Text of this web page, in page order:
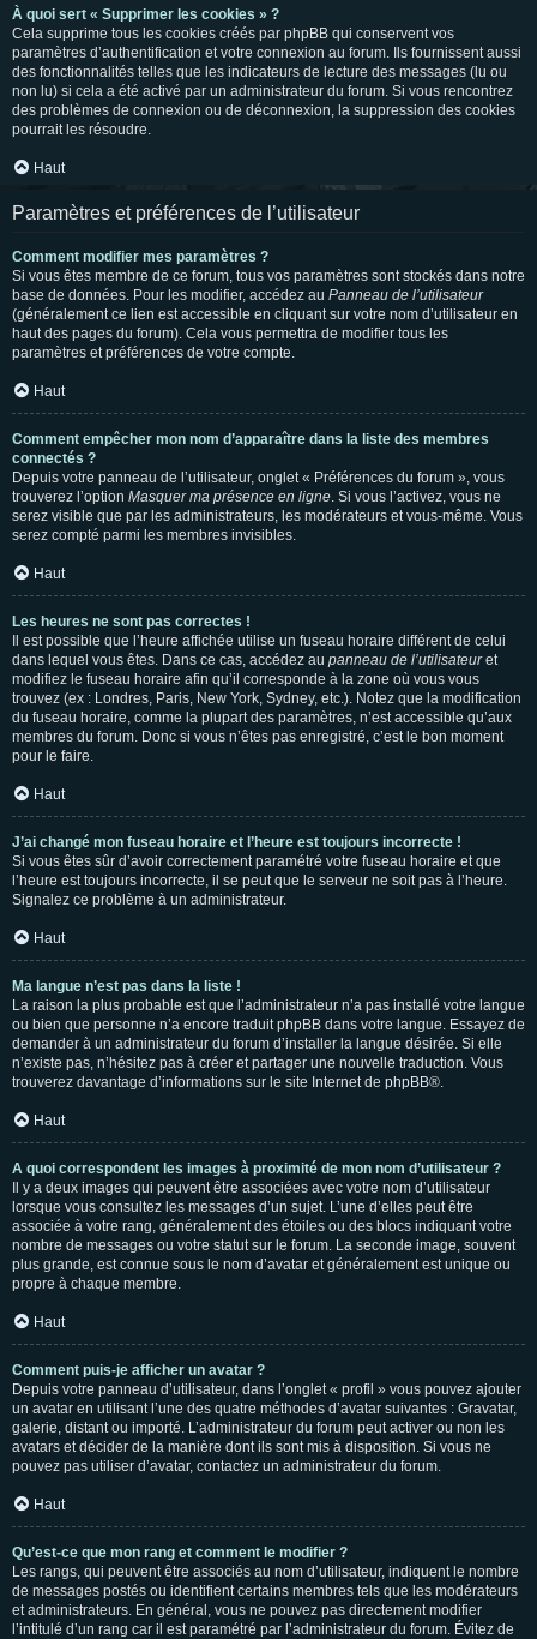
À quoi sert « Supprimer les cookies » ?
Cela supprime tous les cookies créés par phpBB qui conservent vos
paramètres d’authentification et votre connexion au forum. Ils fournissent aussi
des fonctionnalités telles que les indicateurs de lecture des messages (lu ou
non lu) si cela a été activé par un administrateur du forum. Si vous rencontrez
des problèmes de connexion ou de déconnexion, la suppression des cookies
pourrait les résoudre.
Haut
Paramètres et préférences de l’utilisateur
Comment modifier mes paramètres ?
Si vous êtes membre de ce forum, tous vos paramètres sont stockés dans notre
base de données. Pour les modifier, accédez au Panneau de l’utilisateur
(généralement ce lien est accessible en cliquant sur votre nom d’utilisateur en
haut des pages du forum). Cela vous permettra de modifier tous les
paramètres et préférences de votre compte.
Haut
Comment empêcher mon nom d’apparaître dans la liste des membres
connectés ?
Depuis votre panneau de l’utilisateur, onglet « Préférences du forum », vous
trouverez l’option Masquer ma présence en ligne. Si vous l’activez, vous ne
serez visible que par les administrateurs, les modérateurs et vous-même. Vous
serez compté parmi les membres invisibles.
Haut
Les heures ne sont pas correctes !
Il est possible que l’heure affichée utilise un fuseau horaire différent de celui
dans lequel vous êtes. Dans ce cas, accédez au panneau de l’utilisateuret
modifiez le fuseau horaire afin qu’il corresponde à la zone où vous vous
trouvez (ex : Londres, Paris, New York, Sydney, etc.). Notez que la modification
du fuseau horaire, comme la plupart des paramètres, n’est accessible qu’aux
membres du forum. Donc si vous n’êtes pas enregistré, c’est le bon moment
pour le faire.
Haut
J’ai changé mon fuseau horaire et l’heure est toujours incorrecte !
Si vous êtes sûr d’avoir correctement paramétré votre fuseau horaire et que
l’heure est toujours incorrecte, il se peut que le serveur ne soit pas à l’heure.
Signalez ce problème à un administrateur.
Haut
Ma langue n’est pas dans la liste !
La raison la plus probable est que l’administrateur n’a pas installé votre langue
ou bien que personne n’a encore traduit phpBB dans votre langue. Essayez de
demander à un administrateur du forum d’installer la langue désirée. Si elle
n’existe pas, n’hésitez pas à créer et partager une nouvelle traduction. Vous
trouverez davantage d’informations sur le site Internet de phpBB®.
Haut
A quoi correspondent les images à proximité de mon nom d’utilisateur ?
Il y a deux images qui peuvent être associées avec votre nom d’utilisateur
lorsque vous consultez les messages d’un sujet. L’une d’elles peut être
associée à votre rang, généralement des étoiles ou des blocs indiquant votre
nombre de messages ou votre statut sur le forum. La seconde image, souvent
plus grande, est connue sous le nom d’avatar et généralement est unique ou
propre à chaque membre.
Haut
Comment puis-je afficher un avatar ?
Depuis votre panneau d’utilisateur, dans l’onglet « profil » vous pouvez ajouter
un avatar en utilisant l’une des quatre méthodes d’avatar suivantes : Gravatar,
galerie, distant ou importé. L’administrateur du forum peut activer ou non les
avatars et décider de la manière dont ils sont mis à disposition. Si vous ne
pouvez pas utiliser d’avatar, contactez un administrateur du forum.
Haut
Qu’est-ce que mon rang et comment le modifier ?
Les rangs, qui peuvent être associés au nom d’utilisateur, indiquent le nombre
de messages postés ou identifient certains membres tels que les modérateurs
et administrateurs. En général, vous ne pouvez pas directement modifier
l’intitulé d’un rang car il est paramétré par l’administrateur du forum. Évitez de